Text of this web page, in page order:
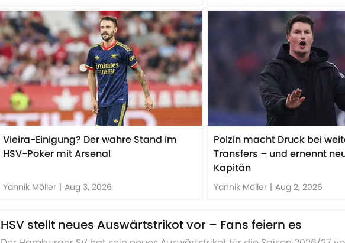
Vieira-Einigung? Der wahre Stand im
HSV-Poker mit Arsenal
Yannik Möller | Aug 3, 2026
Polzin macht Druck bei
Transfers – und ernennt
Kapitän
Yannik Möller | Aug 2, 2026
HSV stellt neues Auswärtstrikot vor – Fans feiern es